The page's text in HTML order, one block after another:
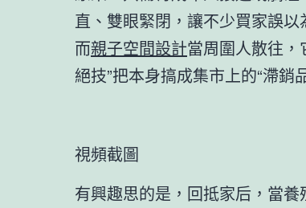
直、雙眼緊閉，讓不少買家誤
而親子空間設計當周圍人散往，
絕技”把本身搞成集市上的“滯銷
視頻截圖
有興趣思的是，回抵家后，當